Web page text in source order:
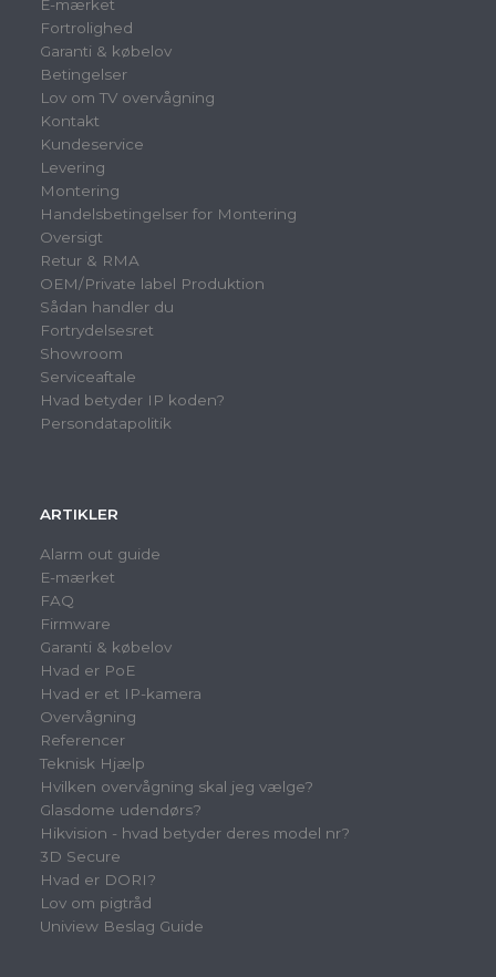
E-mærket
Fortrolighed
Garanti & købelov
Betingelser
Lov om TV overvågning
Kontakt
Kundeservice
Levering
Montering
Handelsbetingelser for Montering
Oversigt
Retur & RMA
OEM/Private label Produktion
Sådan handler du
Fortrydelsesret
Showroom
Serviceaftale
Hvad betyder IP koden?
Persondatapolitik
ARTIKLER
Alarm out guide
E-mærket
FAQ
Firmware
Garanti & købelov
Hvad er PoE
Hvad er et IP-kamera
Overvågning
Referencer
Teknisk Hjælp
Hvilken overvågning skal jeg vælge?
Glasdome udendørs?
Hikvision - hvad betyder deres model nr?
3D Secure
Hvad er DORI?
Lov om pigtråd
Uniview Beslag Guide